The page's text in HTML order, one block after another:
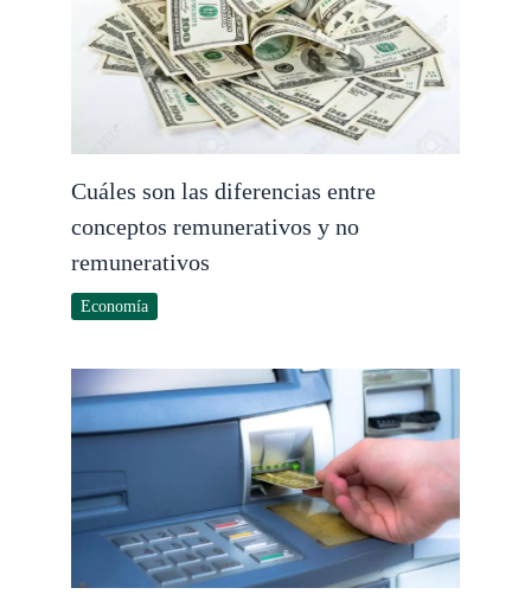
Cuáles son las diferencias entre
conceptos remunerativos y no
remunerativos
Economía